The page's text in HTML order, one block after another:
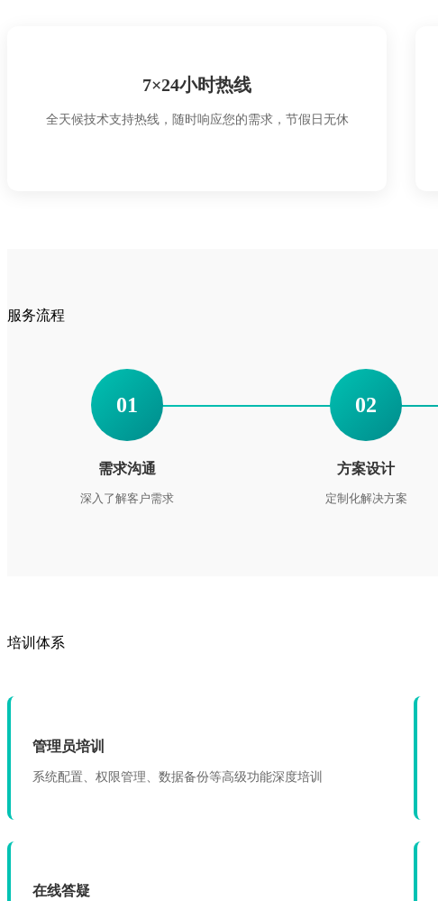
7×24小时热线
全天候技术支持热线，随时响应您的需求，节假日无休
服务流程
01
需求沟通
深入了解客户需求
02
方案设计
定制化解决方案
培训体系
管理员培训
系统配置、权限管理、数据备份等高级功能深度培训
在线答疑